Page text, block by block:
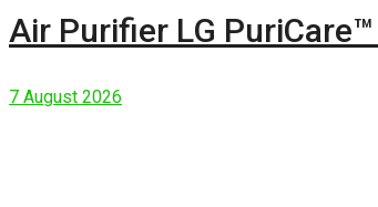
Air Purifier LG
7 August 2026